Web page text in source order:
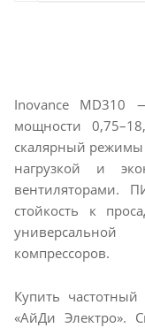
Inovance MD310
мощности
скалярный режимы
нагрузкой и
вентиляторами.
стойкость к
компрессоров.
Купить
«АйДи Электро».